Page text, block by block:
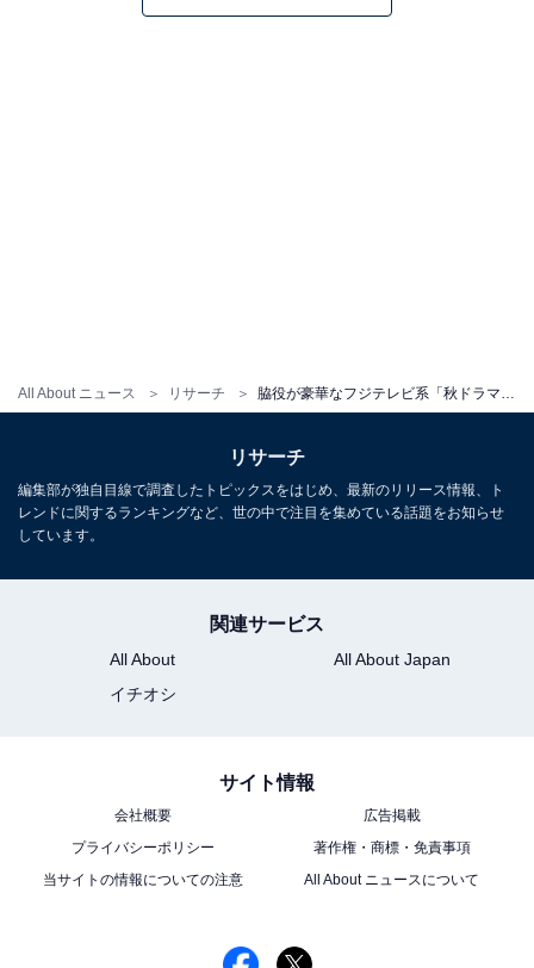
All About ニュース リサーチ
男性）などの声が聞かれました。
る
こちらもおすすめ
リサーチ
編集部が独自目線で調査したトピックスをはじめ、最新のリリース情報、ト
レンドに関するランキングなど、世の中で注目を集めている話題をお知らせ
しています。
関連サービス
All About
All About Japan
イチオシ
サイト情報
会社概要
広告掲載
プライバシーポリシー
著作権・商標・免責事項
当サイトの情報についての注意
All About ニュースについて